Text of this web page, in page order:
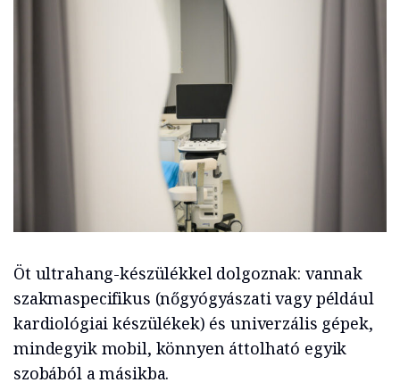
Öt ultrahang-készülékkel dolgoznak: vannak
szakmaspecifikus (nőgyógyászati vagy például
kardiológiai készülékek) és univerzális gépek,
mindegyik mobil, könnyen áttolható egyik
szobából a másikba.